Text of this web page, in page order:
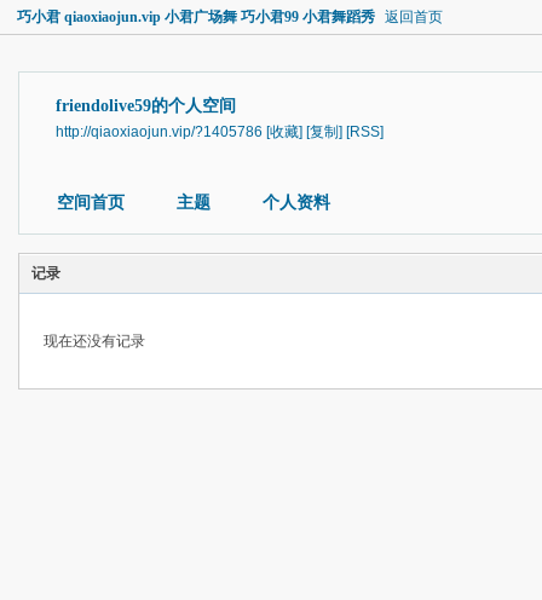
巧小君 qiaoxiaojun.vip 小君广场舞 巧小君99 小君舞蹈秀 返回首页
friendolive59的个人空间
http://qiaoxiaojun.vip/?1405786 [收藏] [复制] [RSS]
空间首页 主题 个人资料
记录
现在还没有记录